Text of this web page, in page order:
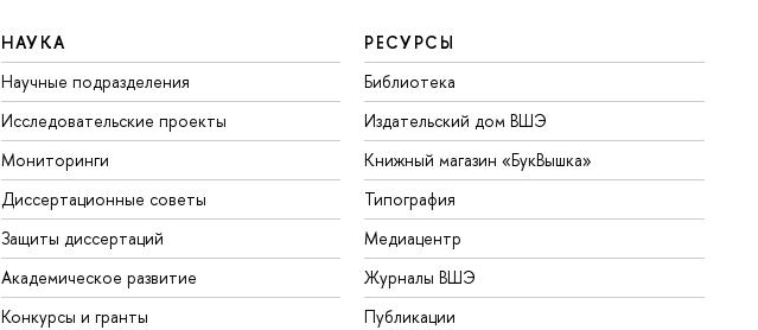
НАУКА
Научные подразделения
Исследовательские проекты
Мониторинги
Диссертационные советы
Защиты диссертаций
Академическое развитие
Конкурсы и гранты
РЕСУРСЫ
Библиотека
Издательский дом ВШЭ
Книжный магазин «БукВышка»
Типография
Медиацентр
Журналы ВШЭ
Публикации